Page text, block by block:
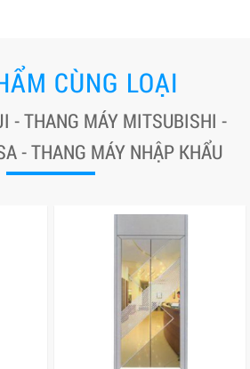
CÙNG LOẠI
- THANG MÁY MITSUBISHI -
- THANG MÁY NHẬP KHẨU